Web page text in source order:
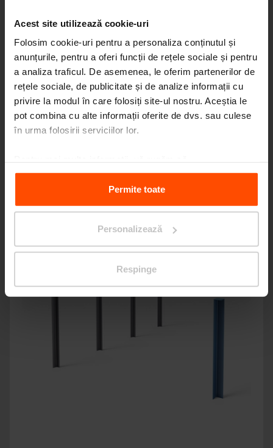
Acest site utilizează cookie-uri
Folosim cookie-uri pentru a personaliza conținutul și
anunțurile, pentru a oferi funcții de rețele sociale și pentru
a analiza traficul. De asemenea, le oferim partenerilor de
rețele sociale, de publicitate și de analize informații cu
privire la modul în care folosiți site-ul nostru. Aceștia le
pot combina cu alte informații oferite de dvs. sau culese
în urma folosirii serviciilor lor.
vizitațiPrinciples Relating to the Processing Personal
Permite toate
Personalizează
Respinge